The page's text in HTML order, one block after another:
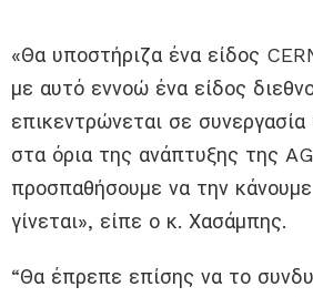
«Θα υποστήριζα ένα είδος
με αυτό εννοώ ένα είδος
επικεντρώνεται σε
στα όρια της ανάπτυξης της
προσπαθήσουμε να την
γίνεται», είπε ο κ. Χασάμπης.
“Θα έπρεπε επίσης να το